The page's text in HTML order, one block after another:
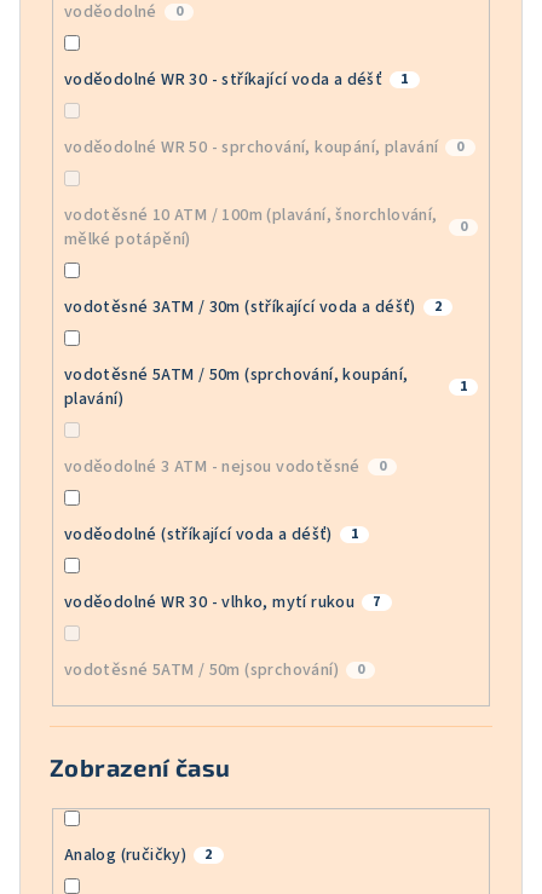
voděodolné 0
voděodolné WR 30 - stříkající voda a déšť 1
voděodolné WR 50 - sprchování, koupání, plavání 0
vodotěsné 10 ATM / 100m (plavání, šnorchlování,
mělké potápění)
0
vodotěsné 3ATM / 30m (stříkající voda a déšť) 2
vodotěsné 5ATM / 50m (sprchování, koupání,
plavání)
1
voděodolné 3 ATM - nejsou vodotěsné 0
voděodolné (stříkající voda a déšť) 1
voděodolné WR 30 - vlhko, mytí rukou 7
vodotěsné 5ATM / 50m (sprchování) 0
Zobrazení času
Analog (ručičky) 2